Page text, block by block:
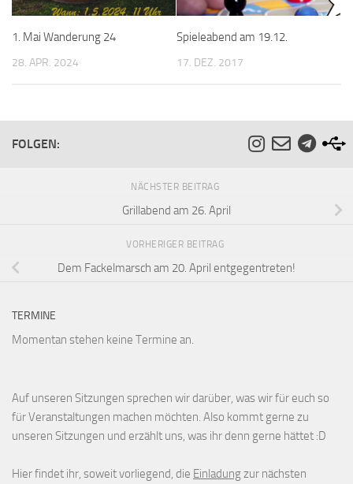
1. Mai Wanderung 24
28. APR. 2024
Spieleabend am 19.12.
17. DEZ. 2017
FOLGEN:
NÄCHSTER BEITRAG
Grillabend am 26. April
VORHERIGER BEITRAG
Dem Fackelmarsch am 20. April entgegentreten!
TERMINE
Momentan stehen keine Termine an.
Auf unseren Sitzungen sprechen wir darüber, was wir für euch so
für Veranstaltungen machen möchten. Also kommt gerne zu
unseren Sitzungen und erzählt uns, was ihr denn gerne hättet :D
Hier findet ihr, soweit vorliegend, die Einladungzur nächsten